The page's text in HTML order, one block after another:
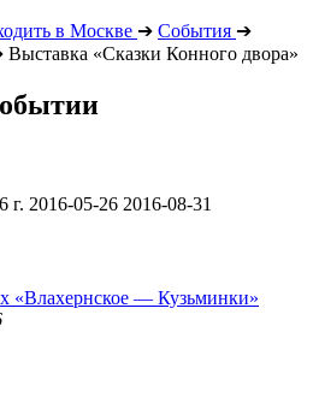
в Москве ➔ События ➔
Выставка «Сказки Конного двора»
г. 2016-05-26 2016-08-31
«Влахернское — Кузьминки»